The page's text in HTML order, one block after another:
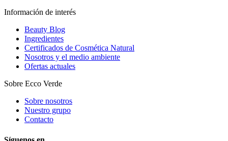
Información de interés
Beauty Blog
Ingredientes
Certificados de Cosmética Natural
Nosotros y el medio ambiente
Ofertas actuales
Sobre Ecco Verde
Sobre nosotros
Nuestro grupo
Contacto